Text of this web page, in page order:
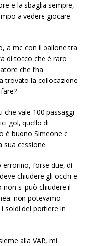
e la sbaglia sempre,
a vedere giocare
a me con il pallone tra
di tocco che è raro
che l’ha
trovato la collocazione
che vale 100 passaggi
gol, quello di
è buono Simeone e
sua cessione.
errorino, forse due, di
chiudere gli occhi e
non si può chiudere il
non potevamo
soldi del portiere in
alla VAR, mi